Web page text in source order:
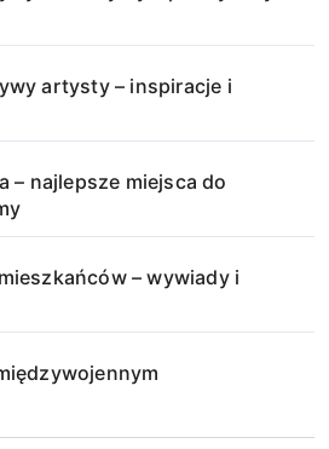
artysty – inspiracje i
– najlepsze miejsca do
– wywiady i